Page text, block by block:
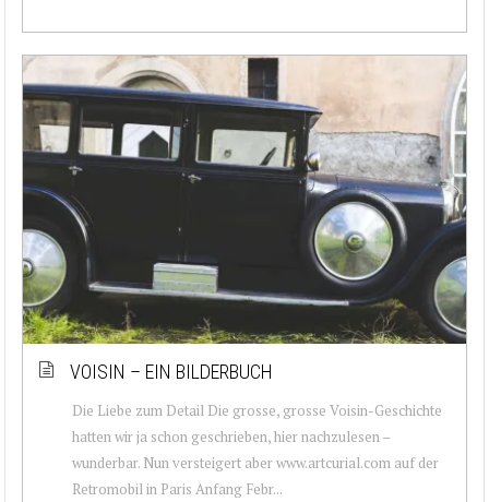
VOISIN – EIN BILDERBUCH
Die Liebe zum Detail Die grosse, grosse Voisin-Geschichte
hatten wir ja schon geschrieben, hier nachzulesen –
wunderbar. Nun versteigert aber www.artcurial.com auf der
Retromobil in Paris Anfang Febr...